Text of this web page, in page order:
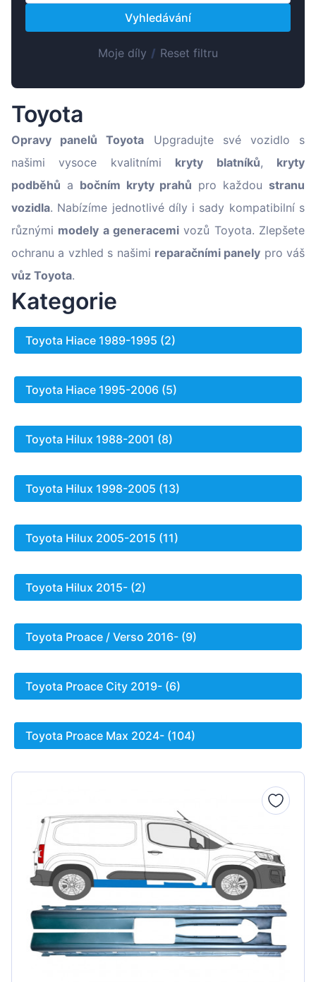
Magyar
Hrvatski
Slovenčina
Vyhledávání
Moje díly / Reset filtru
Toyota
Opravy panelů Toyota Upgradujte své vozidlo s
našimi vysoce kvalitními kryty blatníků, kryty
podběhů a bočním kryty prahů pro každoustranu
vozidla. Nabízíme jednotlivé díly i sady kompatibilní s
různými modely a generacemi vozů Toyota. Zlepšete
ochranu a vzhled s našimi reparačními panely pro váš
vůz Toyota.
Kategorie
Toyota Hiace 1989-1995 (2)
Toyota Hiace 1995-2006 (5)
Toyota Hilux 1988-2001 (8)
Toyota Hilux 1998-2005 (13)
Toyota Hilux 2005-2015 (11)
Toyota Hilux 2015- (2)
Toyota Proace / Verso 2016- (9)
Toyota Proace City 2019- (6)
Toyota Proace Max 2024- (104)